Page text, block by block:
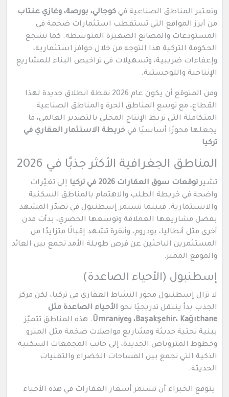
وتعتبر المناطق الصناعية في كوجالي، بورصة، وغازي عنتاب
من أبرز المواقع التي تستقطب استثمارات ضخمة في
المستودعات والمصانع الصغيرة المتوسطة. كما تشجع
الحكومة التركية هذا التوجه من خلال حوافز استثمارية،
وإعفاءات ضريبية، وتسهيلات في تراخيص البناء للمشاريع
الإنتاجية واللوجستية.
ومن المتوقع أن يكون عام 2026 نقطة انطلاق جديدة لهذا
القطاع، مع توسع المناطق الحرة والمناطق الصناعية
المتكاملة التي تربط الإنتاج المحلي بالتصدير العالمي، ما
يجعلها محورًا أساسيًا في خريطة الاستثمار العقاري في
تركيا
المناطق الجغرافية الأكثر جذبًا في 2026
تشيرتوقعات سوق العقارات 2026 في تركيا
إلى تغيّرات
واضحة في خريطة الطلب والاهتمام بالمناطق السكنية
والاستثمارية. فبينما تستمر إسطنبول في تصدّر المشهد
بفضل مشاريعها العملاقة وتوسعها الحضري، بدأت مدن
أخرى مثل أنطاليا، بودروم، وأنقرة تشهد إقبالًا متزايدًا من
المستثمرين الباحثين عن فرص طويلة الأمد تجمع بين العائد
والموقع المميز.
إسطنبول (الأحياء الصاعدة)
لا تزال إسطنبول محور النشاط العقاري في تركيا، لكن مركز
الجذب بدأ ينتقل تدريجيًا نحو الأحياء الصاعدة مثل
Başakşehir، Kağıthane، وÜmraniye
. هذه المناطق تتميّز
ببنية تحتية حديثة ومشاريع مواصلات ضخمة مثل المترو
وخطوط المتروباص الجديدة، إلى جانب المجمعات السكنية
الذكية التي تجمع بين المساحات الخضراء والتقنيات
الحديثة.
يتوقع الخبراء أن تستمر أسعار العقارات في هذه الأحياء